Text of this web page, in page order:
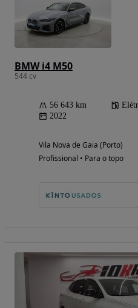
BMW i4 M50
544 cv
56 643 km
2022
Vila Nova de Gaia (Porto)
Profissional • Para o topo